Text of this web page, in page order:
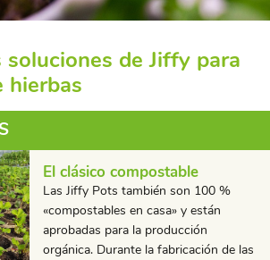
soluciones de Jiffy para
hierbas
El clásico compostable
Las Jiffy Pots también son 100 %
«compostables en casa» y están
aprobadas para la producción
orgánica. Durante la fabricación de las